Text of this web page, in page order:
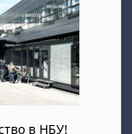
в НБУ!